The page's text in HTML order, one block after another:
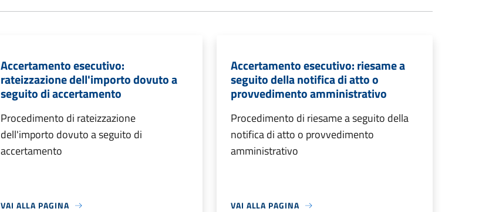
Accertamento esecutivo:
rateizzazione dell'importo dovuto a
seguito di accertamento
Procedimento di rateizzazione
dell'importo dovuto a seguito di
accertamento
VAI ALLA PAGINA
Accertamento esecutivo: riesame a
seguito della notifica di atto o
provvedimento amministrativo
Procedimento di riesame a seguito della
notifica di atto o provvedimento
amministrativo
VAI ALLA PAGINA